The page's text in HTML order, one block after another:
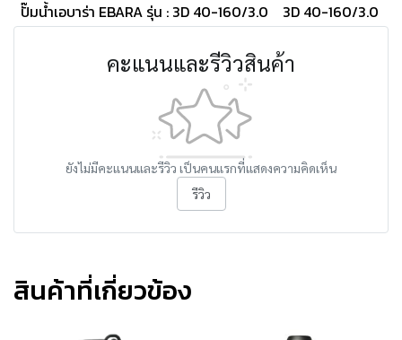
ปั๊มน้ำเอบาร่า EBARA รุ่น : 3D 40-160/3.0
3D 40-160/3.0
คะแนนและรีวิวสินค้า
ยังไม่มีคะแนนและรีวิว เป็นคนแรกที่แสดงความคิดเห็น
รีวิว
สินค้าที่เกี่ยวข้อง